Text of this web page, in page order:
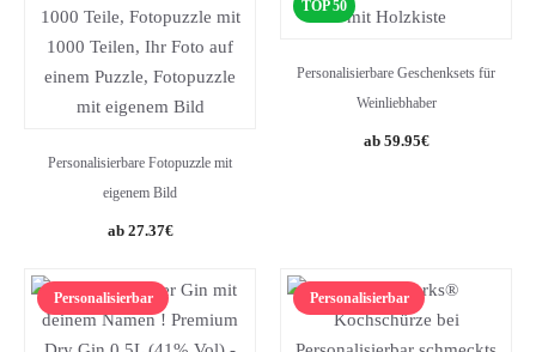
Personalisierbare Fotopuzzle mit
eigenem Bild
27.37€
TOP 50
Personalisierbare Geschenksets für
Weinliebhaber
59.95€
Personalisierbar Personalisierbar